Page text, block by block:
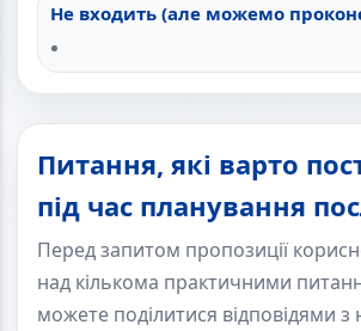
Не входить (але можемо
Питання, які варто
під час планування
Перед запитом пропозиції
над кількома практичними
можете поділитися відповідями